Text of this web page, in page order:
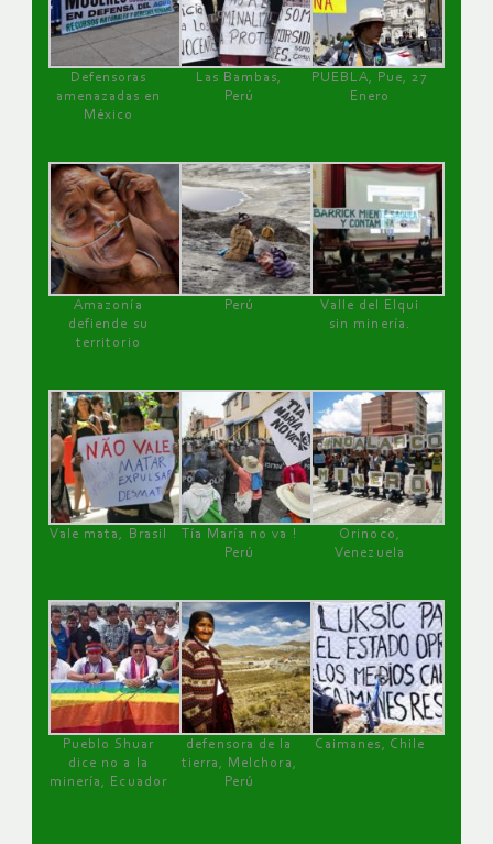
Defensoras
amenazadas en
México
Las Bambas,
Perú
PUEBLA, Pue, 27
Enero
Amazonía
defiende su
territorio
Perú
Valle del Elqui
sin minería.
Vale mata, Brasil
Tía María no va !
Perú
Orinoco,
Venezuela
Pueblo Shuar
dice no a la
minería, Ecuador
defensora de la
tierra, Melchora,
Perú
Caimanes, Chile